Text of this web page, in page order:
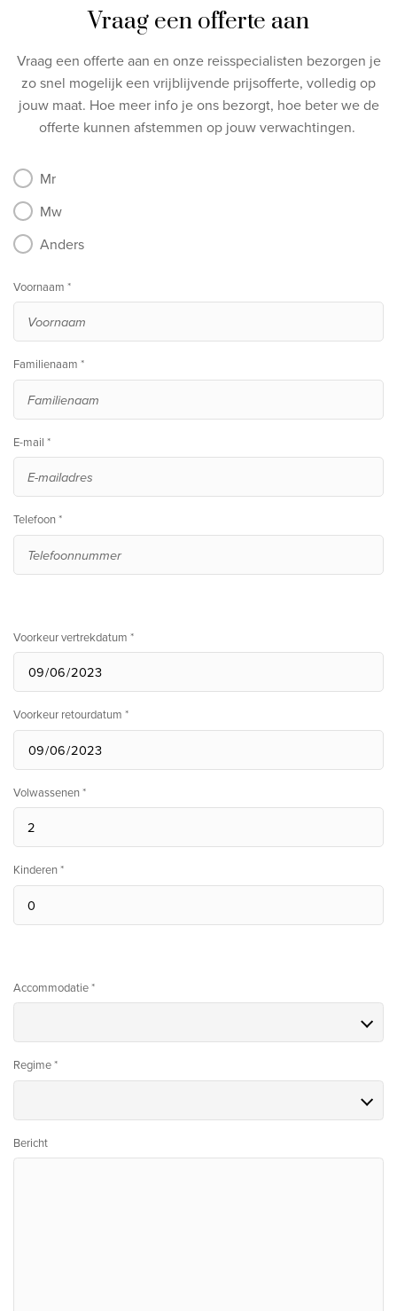
Vraag een offerte aan
Vraag een offerte aan en onze reisspecialisten bezorgen je
zo snel mogelijk een vrijblijvende prijsofferte, volledig op
jouw maat. Hoe meer info je ons bezorgt, hoe beter we de
offerte kunnen afstemmen op jouw verwachtingen.
Mr
Mw
Anders
Voornaam *
Familienaam *
E-mail *
Telefoon *
Voorkeur vertrekdatum *
Voorkeur retourdatum *
Volwassenen *
Kinderen *
Accommodatie *
Regime *
Bericht